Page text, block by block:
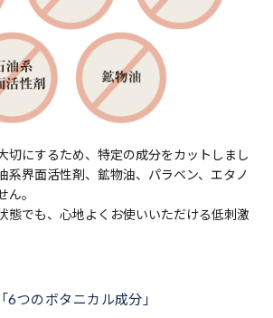
切にするため、特定の成分をカットしまし
系界面活性剤、鉱物油、パラベン、エタノ
ん。
態でも、心地よくお使いいただける低刺激
6つのボタニカル成分」